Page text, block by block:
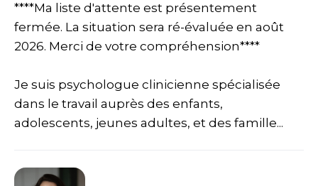
****Ma liste d'attente est présentement
fermée. La situation sera ré-évaluée en août
2026. Merci de votre compréhension****
Je suis psychologue clinicienne spécialisée
dans le travail auprès des enfants,
adolescents, jeunes adultes, et des famille...